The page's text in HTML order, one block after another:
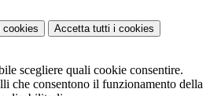
cookies Accetta tutti i cookies
scegliere quali cookie consentire.
che consentono il funzionamento della